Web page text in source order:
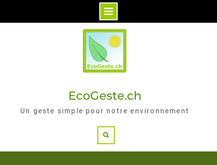
EcoGeste.ch
Un geste simple pour notre environnement